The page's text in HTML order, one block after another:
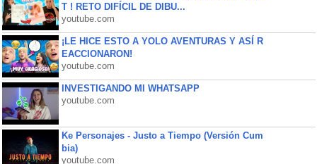
T ! RETO DIFÍCIL DE DIBU...
youtube.com
¡LE HICE ESTO A YOLO AVENTURAS Y ASÍ R
EACCIONARON!
youtube.com
INVESTIGANDO MI WHATSAPP
youtube.com
Ke Personajes - Justo a Tiempo (Versión Cum
bia)
youtube.com